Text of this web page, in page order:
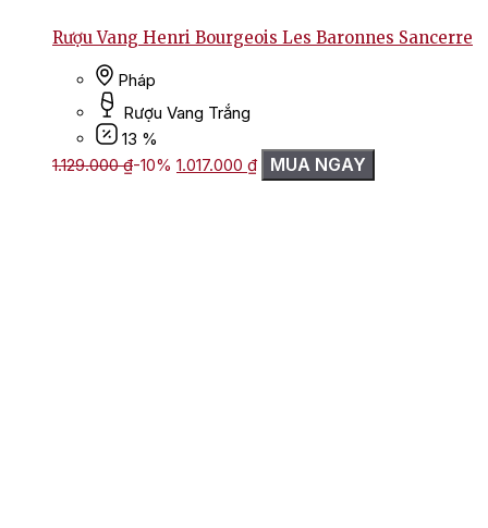
Rượu Vang Henri Bourgeois Les Baronnes Sancerre
Pháp
Rượu Vang Trắng
13 %
1.129.000₫-10% Giá
gốc
1.017.000 ₫Giá
hiện
MUA NGAY